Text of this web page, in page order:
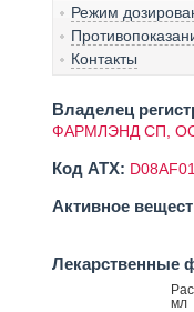
Режим
Контакты
Владелец
ФАРМЛЭНД СП,
Код ATX: D08AF01
Активное
Лекарственные
мл